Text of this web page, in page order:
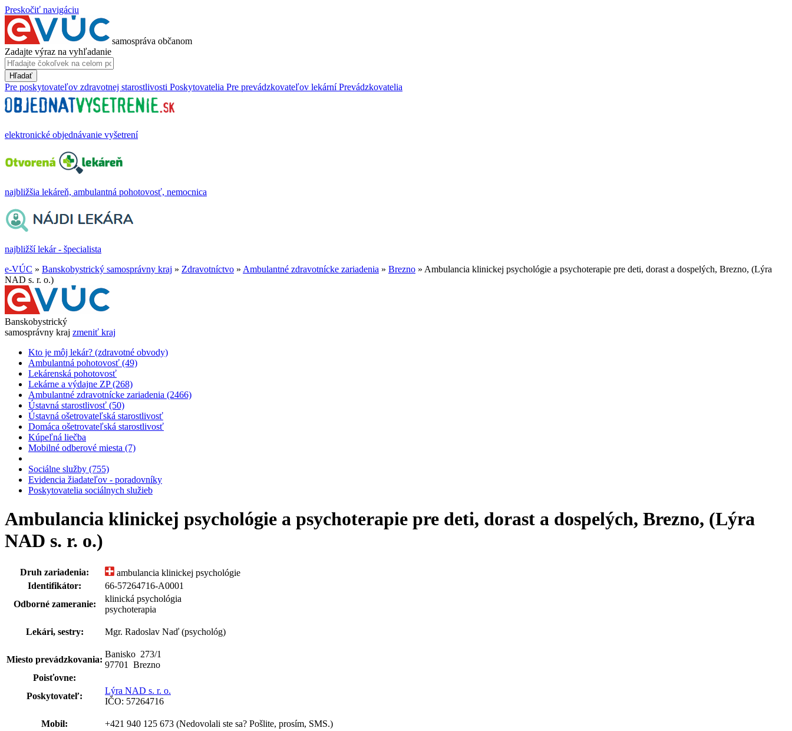
Preskočiť navigáciu
samospráva občanom
Zadajte výraz na vyhľadanie
Hľadať
Pre poskytovateľov zdravotnej starostlivosti Poskytovatelia Pre prevádzkovateľov lekární Prevádzkovatelia
elektronické objednávanie vyšetrení
najbližšia lekáreň, ambulantná pohotovosť, nemocnica
najbližší lekár - špecialista
e-VÚC » Banskobystrický samosprávny kraj » Zdravotníctvo » Ambulantné zdravotnícke zariadenia » Brezno » Ambulancia klinickej psychológie a psychoterapie pre deti, dorast a dospelých, Brezno, (Lýra
NAD s. r. o.)
Banskobystrický
samosprávny kraj zmeniť kraj
Kto je môj lekár? (zdravotné obvody)
Ambulantná pohotovosť (49)
Lekárenská pohotovosť
Lekárne a výdajne ZP (268)
Ambulantné zdravotnícke zariadenia (2466)
Ústavná starostlivosť (50)
Ústavná ošetrovateľská starostlivosť
Domáca ošetrovateľská starostlivosť
Kúpeľná liečba
Mobilné odberové miesta (7)
Sociálne služby (755)
Evidencia žiadateľov - poradovníky
Poskytovatelia sociálnych služieb
Ambulancia klinickej psychológie a psychoterapie pre deti, dorast a dospelých, Brezno, (Lýra
NAD s. r. o.)
Druh zariadenia:
ambulancia klinickej psychológie
Identifikátor:
66-57264716-A0001
Odborné zameranie:
klinická psychológia
psychoterapia
Lekári, sestry: Mgr. Radoslav Naď (psychológ)
Miesto prevádzkovania:
Banisko 273/1
97701 Brezno
Poisťovne:
Poskytovateľ:
Lýra NAD s. r. o.
IČO: 57264716
Mobil: +421 940 125 673 (Nedovolali ste sa? Pošlite, prosím, SMS.)